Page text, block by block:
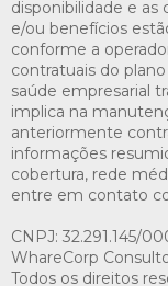
disponibilidade e as
e/ou benefícios
conforme a
contratuais do
saúde empresarial
implica na
anteriormente
informações
cobertura, rede
entre em contato
CNPJ: 32.291.145/
WhareCorp
Todos os direitos